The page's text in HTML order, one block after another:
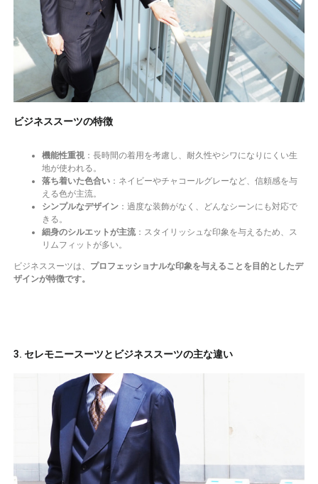
ビジネススーツの特徴
機能性重視：長時間の着用を考慮し、耐久性やシワになりにくい生
地が使われる。
落ち着いた色合い：ネイビーやチャコールグレーなど、信頼感を与
える色が主流。
シンプルなデザイン：過度な装飾がなく、どんなシーンにも対応で
きる。
細身のシルエットが主流：スタイリッシュな印象を与えるため、ス
リムフィットが多い。
ビジネススーツは、 プロフェッショナルな印象を与えることを目的としたデ
ザインが特徴です。
3. セレモニースーツとビジネススーツの主な違い